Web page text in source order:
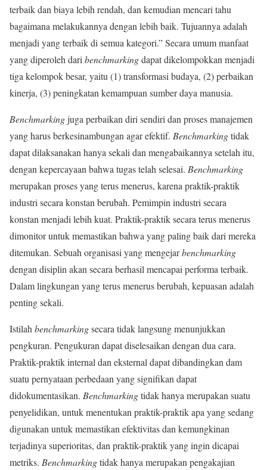
terbaik dan biaya lebih rendah, dan kemudian mencari tahu
bagaimana melakukannya dengan lebih baik. Tujuannya adalah
menjadi yang terbaik di semua kategori.” Secara umum manfaat
yang diperoleh daribenchmarkingdapat dikelompokkan menjadi
tiga kelompok besar, yaitu (1) transformasi budaya, (2) perbaikan
kinerja, (3) peningkatan kemampuan sumber daya manusia.
Benchmarkingjuga perbaikan diri sendiri dan proses manajemen
yang harus berkesinambungan agar efektif. Benchmarkingtidak
dapat dilaksanakan hanya sekali dan mengabaikannya setelah itu,
dengan kepercayaan bahwa tugas telah selesai. Benchmarking
merupakan proses yang terus menerus, karena praktik-praktik
industri secara konstan berubah. Pemimpin industri secara
konstan menjadi lebih kuat. Praktik-praktik secara terus menerus
dimonitor untuk memastikan bahwa yang paling baik dari mereka
ditemukan. Sebuah organisasi yang mengejarbenchmarking
dengan disiplin akan secara berhasil mencapai performa terbaik.
Dalam lingkungan yang terus menerus berubah, kepuasan adalah
penting sekali.
Istilahbenchmarkingsecara tidak langsung menunjukkan
pengkuran. Pengukuran dapat diselesaikan dengan dua cara.
Praktik-praktik internal dan eksternal dapat dibandingkan dam
suatu pernyataan perbedaan yang signifikan dapat
didokumentasikan. Benchmarkingtidak hanya merupakan suatu
penyelidikan, untuk menentukan praktik-praktik apa yang sedang
digunakan untuk memastikan efektivitas dan kemungkinan
terjadinya superioritas, dan praktik-praktik yang ingin dicapai
metriks. Benchmarkingtidak hanya merupakan pengakajian